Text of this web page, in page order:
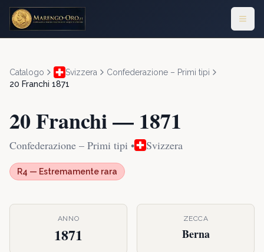
Catalogo Svizzera
Confederazione – Primi tipi
20 Franchi 1871
20 Franchi— 1871
Confederazione – Primi tipi • Svizzera
R4 — Estremamente rara
ANNO
1871
ZECCA
Berna